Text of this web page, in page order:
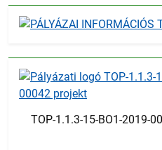
TOP-1.1.3-15-BO1-2019-